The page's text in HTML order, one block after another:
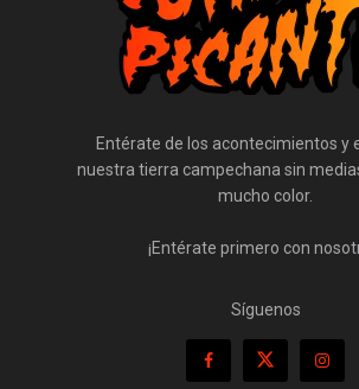
Entérate de los acontecimientos y
nuestra tierra campechana sin
mucho color.
¡Entérate primero con
Síguenos